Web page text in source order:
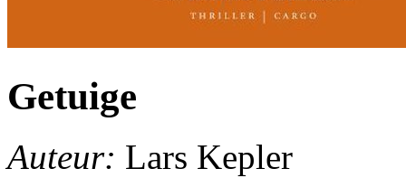
Getuige
Auteur: Lars Kepler